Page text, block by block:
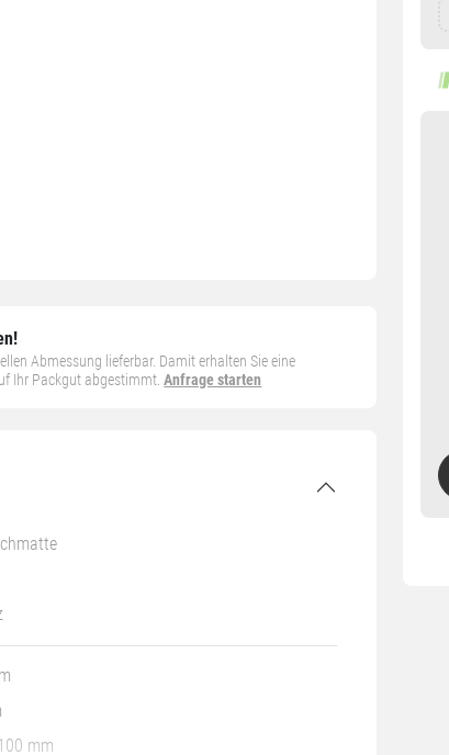
Abmessung lieferbar. Damit erhalten Sie eine
Ihr Packgut abgestimmt.Anfrage starten
mm